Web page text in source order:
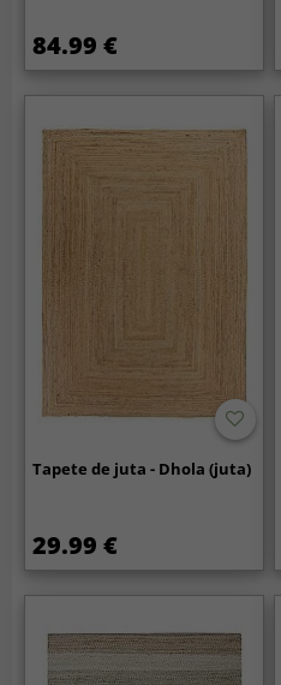
84.99 €
Tapete de juta - Dhola (juta)
29.99 €